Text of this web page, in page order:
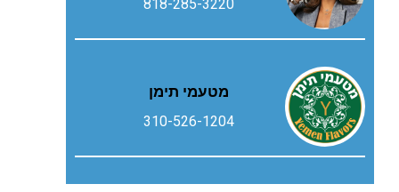
818-285-3220
מטעמי תימן
310-526-1204